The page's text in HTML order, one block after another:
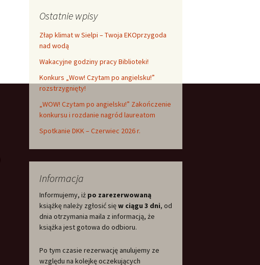
Ostatnie wpisy
Złap klimat w Sielpi – Twoja EKOprzygoda
nad wodą
Wakacyjne godziny pracy Biblioteki!
Konkurs „Wow! Czytam po angielsku!”
rozstrzygnięty!
„WOW! Czytam po angielsku!” Zakończenie
konkursu i rozdanie nagród laureatom
Spotkanie DKK – Czerwiec 2026 r.
Informacja
Informujemy, iż po zarezerwowaną
książkę należy zgłosić sięw ciągu 3 dni, od
dnia otrzymania maila z informacją, że
książka jest gotowa do odbioru.
Po tym czasie rezerwację anulujemy ze
względu na kolejkę oczekujących